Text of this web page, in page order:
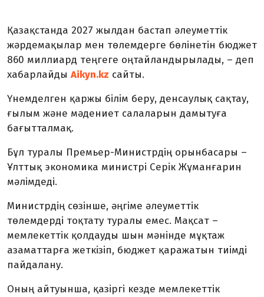
Қазақстанда 2027 жылдан бастап әлеуметтік
жәрдемақылар мен төлемдерге бөлінетін бюджет
860 миллиард теңгеге оңтайландырылады, – деп
хабарлайды Aikyn.kz сайты.
Үнемделген қаржы білім беру, денсаулық сақтау,
ғылым және мәдениет салаларын дамытуға
бағытталмақ.
Бұл туралы Премьер-Министрдің орынбасары –
Ұлттық экономика министрі Серік Жұманғарин
мәлімдеді.
Министрдің сөзінше, әңгіме әлеуметтік
төлемдерді тоқтату туралы емес. Мақсат –
мемлекеттік қолдауды шын мәнінде мұқтаж
азаматтарға жеткізіп, бюджет қаражатын тиімді
пайдалану.
Оның айтуынша, қазіргі кезде мемлекеттік